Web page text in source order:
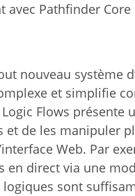
Pathfinder Core
nouveau système
et simplifie
Flows présente
de les manipuler
Web. Par
en direct via une
sont